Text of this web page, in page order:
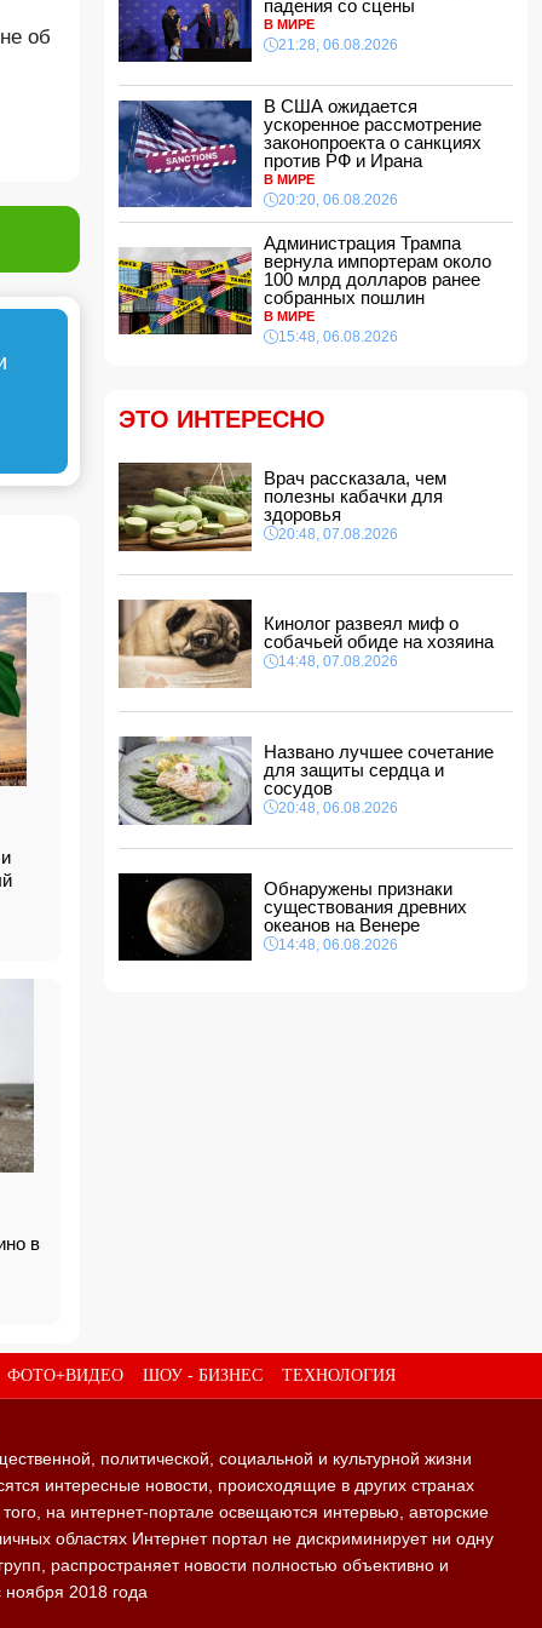
об
в
Харьковской области
15:00, 07.08.2026
Кинолог развеял миф о собачьей обиде на
хозяина
14:48, 07.08.2026
По делу Arzum 9999 назначена повторная
комплексная экспертиза
14:40, 07.08.2026
Ужасающие подробности убийства мужа и
жены в Тертерском районе
14:28, 07.08.2026
На Самира Шарифова возложены новые
Сына Абеля Магеррамова отозвали от
Моуринью в шоке после отказа Родри от
перехода в "Реал"
14:04, 07.08.2026
14:00, 07.08.2026
Прогноз погоды в Азербайджане на 8 августа
12:48, 07.08.2026
В Азербайджане ищут сотрудников с
зарплатой до 10 000 манатов
12:40, 07.08.2026
Уровень безработицы во Франции вырос до
рекордного с 2020 года показателя
12:34, 07.08.2026
предпринимательницу в кафе
12:28, 07.08.2026
падения со сцены
В МИРЕ
21:28, 06.08.2026
В США ожидается
ускоренное рассмотрение
законопроекта о санкциях
против РФ и Ирана
В МИРЕ
20:20, 06.08.2026
Администрация Трампа
вернула импортерам около
100 млрд долларов ранее
собранных пошлин
В МИРЕ
15:48, 06.08.2026
ЭТО ИНТЕРЕСНО
Врач рассказала, чем
полезны кабачки для
здоровья
20:48, 07.08.2026
Кинолог развеял миф о
собачьей обиде на хозяина
14:48, 07.08.2026
Названо лучшее сочетание
для защиты сердца и
сосудов
20:48, 06.08.2026
Обнаружены признаки
существования древних
океанов на Венере
14:48, 06.08.2026
ФОТО+ВИДЕО ШОУ - БИЗНЕС ТЕХНОЛОГИЯ
политической, социальной и культурной жизни
интересные новости, происходящие в других странах
на интернет-портале освещаются интервью, авторские
областях Интернет портал не дискриминирует ни одну
распространяет новости полностью объективно и
ноября 2018 года